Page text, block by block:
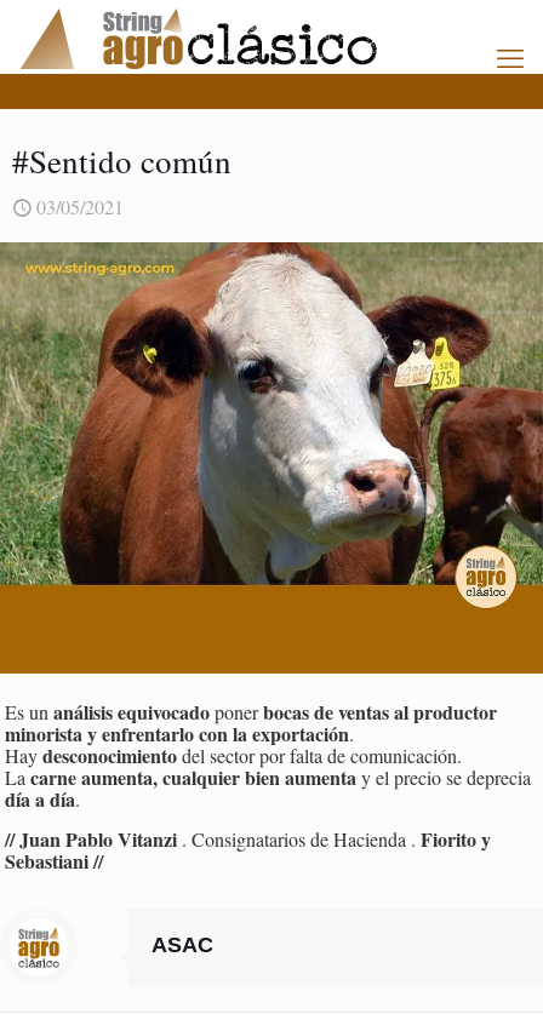
#Sentido común
03/05/2021
Es unanálisis equivocadoponerbocas de ventas al productor
minorista y enfrentarlo con la exportación.
Haydesconocimientodel sector por falta de comunicación.
Lacarne aumenta, cualquier bien aumenta y el precio se deprecia
día a día.
// Juan Pablo Vitanzi . Consignatarios de Hacienda .Fiorito y
Sebastiani //
ASAC